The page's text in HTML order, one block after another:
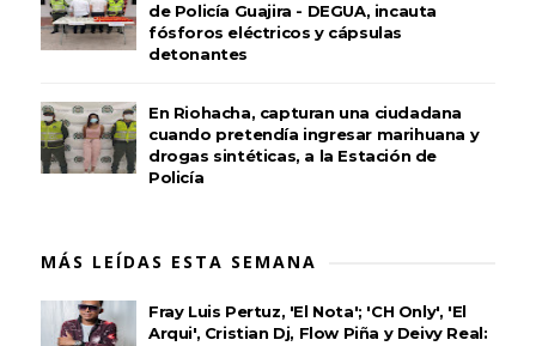
de Policía Guajira - DEGUA, incauta
fósforos eléctricos y cápsulas
detonantes
En Riohacha, capturan una ciudadana
cuando pretendía ingresar marihuana y
drogas sintéticas, a la Estación de
Policía
MÁS LEÍDAS ESTA SEMANA
Fray Luis Pertuz, 'El Nota'; 'CH Only', 'El
Arqui', Cristian Dj, Flow Piña y Deivy Real: